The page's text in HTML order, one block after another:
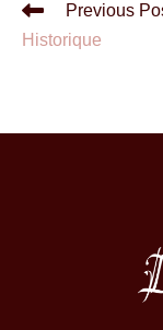
Previous
Historique